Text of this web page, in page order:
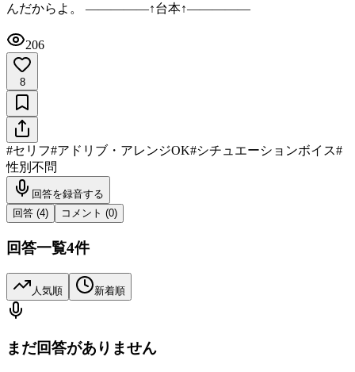
んだからよ。 ―――――↑台本↑―――――
206
8
#セリフ#アドリブ・アレンジOK#シチュエーションボイス#
性別不問
回答を録音する
回答 (4) コメント (0)
回答一覧4件
人気順 新着順
まだ回答がありません